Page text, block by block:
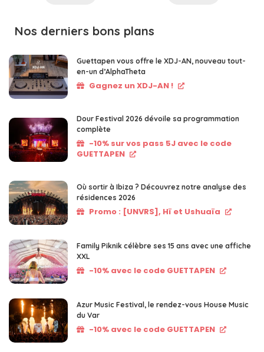
Nos derniers bons plans
Guettapen vous offre le XDJ-AN, nouveau tout-
en-un d’AlphaTheta
Gagnez un XDJ-AN !
Dour Festival 2026 dévoile sa programmation
complète
-10% sur vos pass 5J avec le code
GUETTAPEN
Où sortir à Ibiza ? Découvrez notre analyse des
résidences 2026
Promo : [UNVRS], Hï et Ushuaïa
Family Piknik célèbre ses 15 ans avec une affiche
XXL
-10% avec le code GUETTAPEN
Azur Music Festival, le rendez-vous House Music
du Var
-10% avec le code GUETTAPEN